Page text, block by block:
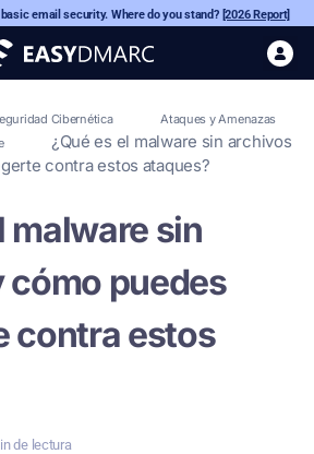
email security. Where do you stand? [2026 Report]
Cibernética
Ataques y Amenazas
¿Qué es el malware sin archivos
contra estos ataques?
malware sin
cómo puedes
contra estos
de lectura